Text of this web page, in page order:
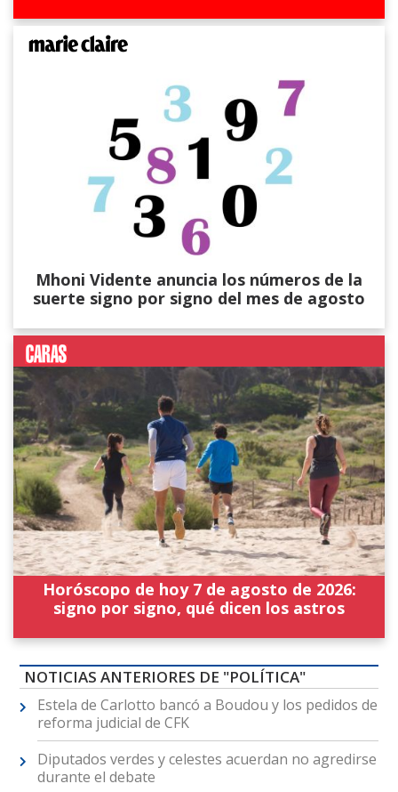
Mhoni Vidente anuncia los números de la
suerte signo por signo del mes de agosto
Horóscopo de hoy 7 de agosto de 2026:
signo por signo, qué dicen los astros
NOTICIAS ANTERIORES DE "POLÍTICA"
Estela de Carlotto bancó a Boudou y los pedidos de
reforma judicial de CFK
Diputados verdes y celestes acuerdan no agredirse
durante el debate